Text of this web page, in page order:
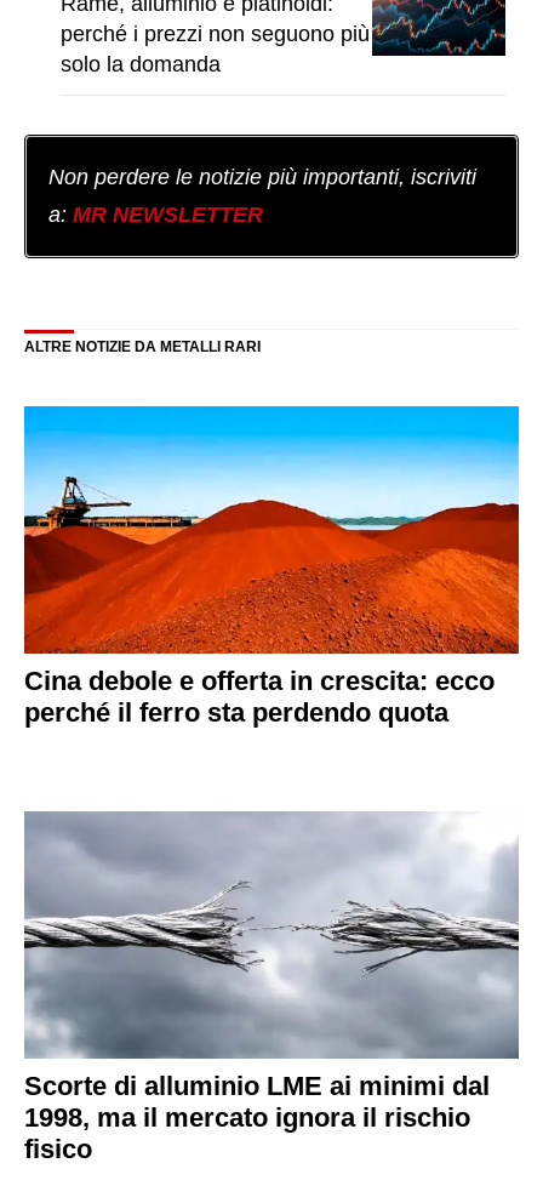
perché i prezzi non seguono più
solo la domanda
Non perdere le notizie più importanti, iscriviti
a: MR NEWSLETTER
ALTRE NOTIZIE DA METALLI RARI
Cina debole e offerta in crescita: ecco
perché il ferro sta perdendo quota
Scorte di alluminio LME ai minimi dal
1998, ma il mercato ignora il rischio
fisico